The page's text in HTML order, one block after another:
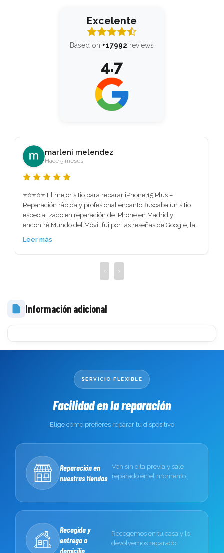
Excelente
Based on +17992 reviews
4.7
arcol streams
Hace 1 mes
Me repararon la pantalla de mi MacBook en tiempo récord
súper recomendable el servicio. Excelente trabajo y super
rápido. No perdí ningún tipo de información lo necesitaba
urgente me lo solucionaron.
Leer más
‹ ›
Información adicional
SERVICIO FLEXIBLE
Facilidad en la reparación
Elige cómo prefieres reparar tu dispositivo
Reparación en
nuestras tiendas
Ven sin cita previa y sale
reparado en el momento
Recogida y
entrega a
domicilio
Recogemos en tu casa y lo
devolvemos reparado